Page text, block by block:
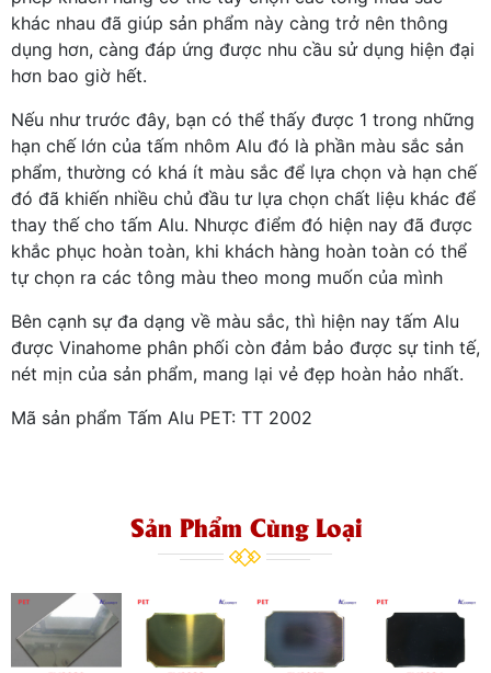
khác nhau đã giúp sản phẩm này càng trở nên thông
dụng hơn, càng đáp ứng được nhu cầu sử dụng hiện đại
hơn bao giờ hết.
Nếu như trước đây, bạn có thể thấy được 1 trong những
hạn chế lớn của tấm nhôm Alu đó là phần màu sắc sản
phẩm, thường có khá ít màu sắc để lựa chọn và hạn chế
đó đã khiến nhiều chủ đầu tư lựa chọn chất liệu khác để
thay thế cho tấm Alu. Nhược điểm đó hiện nay đã được
khắc phục hoàn toàn, khi khách hàng hoàn toàn có thể
tự chọn ra các tông màu theo mong muốn của mình
Bên cạnh sự đa dạng về màu sắc, thì hiện nay tấm Alu
được Vinahome phân phối còn đảm bảo được sự tinh tế,
nét mịn của sản phẩm, mang lại vẻ đẹp hoàn hảo nhất.
Mã sản phẩm Tấm Alu PET: TT 2002
Sản Phẩm Cùng Loại